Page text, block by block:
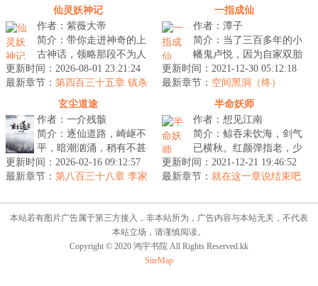
仙灵妖神记
作者：紫薇大帝
简介：带你走进神奇的上
古神话，领略那段不为人
知的故事。...
更新时间：2026-08-01 23:21:24
最新章节： 第四百三十五章 镇杀
尘世巨蟒，四灵宝镇四巫！
一指成仙
作者：潭子
简介：当了三百多年的小
幡鬼卢悦，因为自家双胎
姐姐送的一滴精血，准备
去轮回转世，孰料，魔门
大佬元婴自...
更新时间：2021-12-30 05:12:18
最新章节： 空间黑洞（终）
玄尘道途
作者：一介残骸
简介：逐仙道路，崎岖不
平，暗潮汹涌，稍有不甚
便万劫不复，一位资质平
凡的修真者刘玉，谨言慎
更新时间：2026-02-16 09:12:57
最新章节： 第八百三十八章 李家
半命妖师
作者：想见江南
简介：鲸吞未饮海，剑气
已横秋。红颜弹指老，少
年踏歌行。...
更新时间：2021-12-21 19:46:52
最新章节： 就在这一章说结束吧
本站若有图片广告属于第三方接入，非本站所为，广告内容与本站无关，不代表
本站立场，请谨慎阅读。
Copyright © 2020 鸿宇书院 All Rights Reserved.kk
SiteMap